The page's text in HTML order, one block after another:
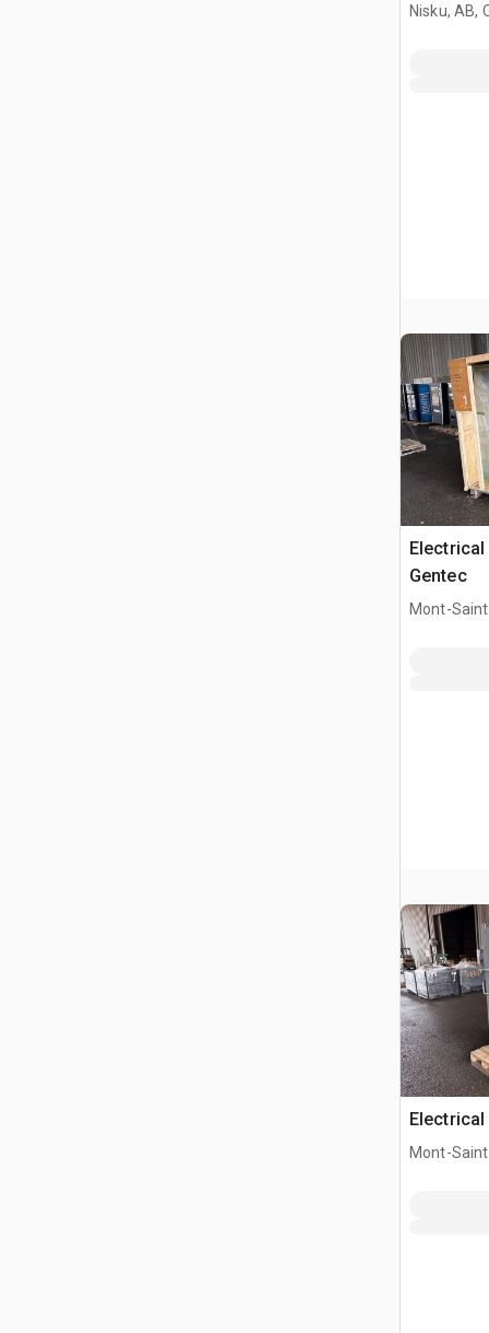
Nisku, AB,
Electrical
Gentec
Mont-
Electrical
Mont-